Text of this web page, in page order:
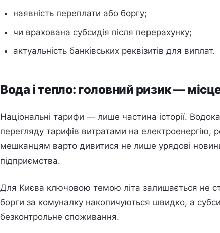
наявність переплати або боргу;
чи врахована субсидія після перерахунку;
актуальність банківських реквізитів для виплат.
Вода і тепло: головний ризик —
Національні тарифи — лише частина історії.
перегляду тарифів витратами на
мешканцям варто дивитися не лише урядові
підприємства.
Для Києва ключовою темою літа залишається не
борги за комуналку накопичуються швидко, а
безконтрольне споживання.